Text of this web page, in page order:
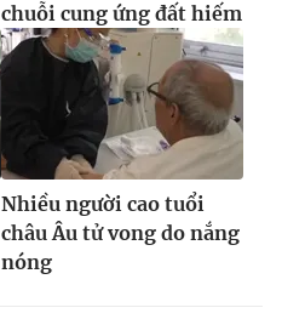
chuỗi cung ứng đất hiếm
Nhiều người cao tuổi
châu Âu tử vong do nắng
nóng